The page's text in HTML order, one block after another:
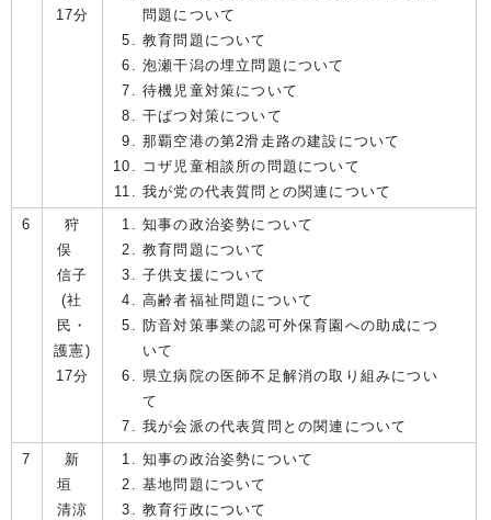
17分
問題について
教育問題について
泡瀬干潟の埋立問題について
待機児童対策について
干ばつ対策について
那覇空港の第2滑走路の建設について
コザ児童相談所の問題について
我が党の代表質問との関連について
6
狩
俣
信子
(社
民・
護憲)
17分
知事の政治姿勢について
教育問題について
子供支援について
高齢者福祉問題について
防音対策事業の認可外保育園への助成につ
いて
県立病院の医師不足解消の取り組みについ
て
我が会派の代表質問との関連について
7
新
垣
清涼
知事の政治姿勢について
基地問題について
教育行政について